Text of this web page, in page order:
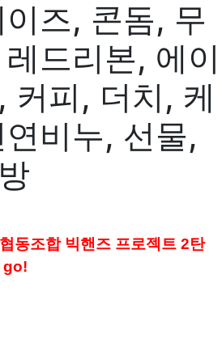
즈, 콘돔, 무
드리본, 에이
커피, 더치, 케
비누, 선물,
동조합 빅핸즈 프로젝트 2탄
go!